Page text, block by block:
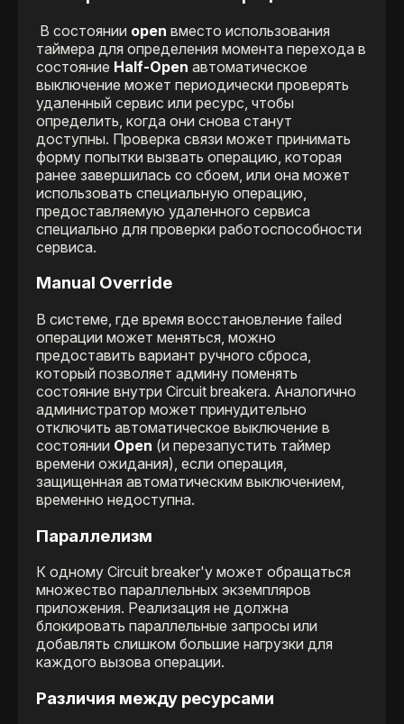
В состоянии open вместо использования
таймера для определения момента перехода в
состояние Half-Open автоматическое
выключение может периодически проверять
удаленный сервис или ресурс, чтобы
определить, когда они снова станут
доступны. Проверка связи может принимать
форму попытки вызвать операцию, которая
ранее завершилась со сбоем, или она может
использовать специальную операцию,
предоставляемую удаленного сервиса
специально для проверки работоспособности
сервиса.
Manual Override
В системе, где время восстановление failed
операции может меняться, можно
предоставить вариант ручного сброса,
который позволяет админу поменять
состояние внутри Сircuit breakera. Аналогично
администратор может принудительно
отключить автоматическое выключение в
состоянии Open (и перезапустить таймер
времени ожидания), если операция,
защищенная автоматическим выключением,
временно недоступна.
Параллелизм
К одному Сircuit breaker'y может обращаться
множество параллельных экземпляров
приложения. Реализация не должна
блокировать параллельные запросы или
добавлять слишком большие нагрузки для
каждого вызова операции.
Различия между ресурсами